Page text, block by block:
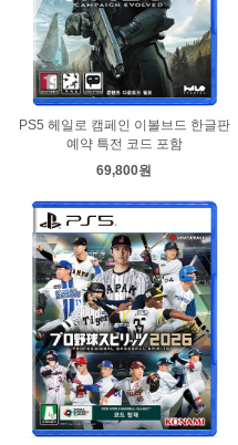
PS5 헤일로 캠페인 이볼브드 한글판
예약 특전 코드 포함
69,800원